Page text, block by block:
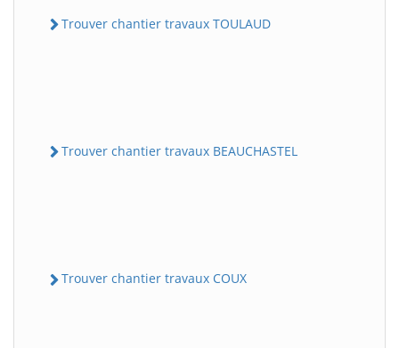
Trouver chantier travaux TOULAUD
Trouver chantier travaux BEAUCHASTEL
Trouver chantier travaux COUX